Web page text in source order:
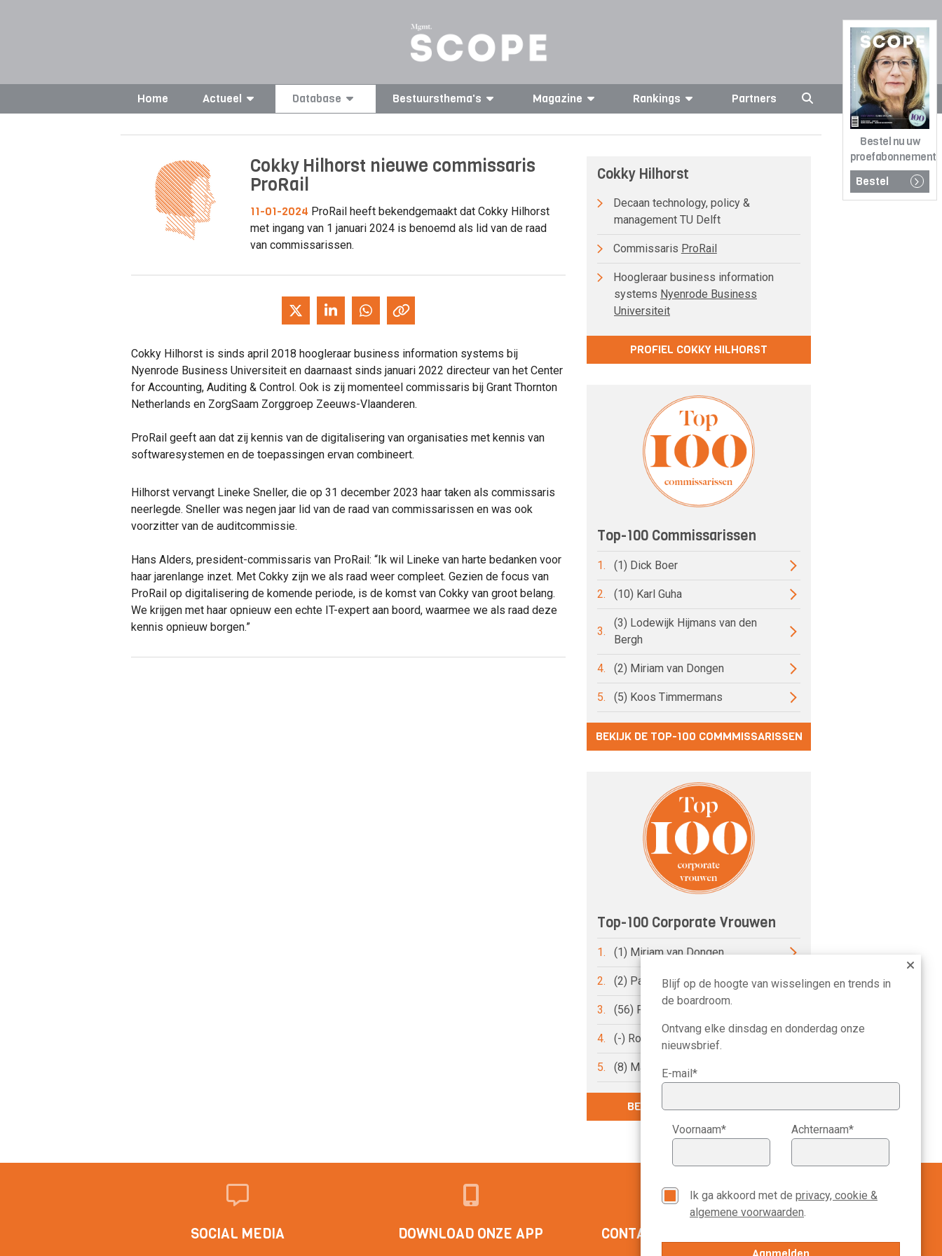
Bestel nu uw
proefabonnement
Bestel
Home Actueel Database Bestuursthema's Magazine Rankings Partners
Cokky Hilhorst nieuwe commissaris
ProRail
11-01-2024 ProRail heeft bekendgemaakt dat Cokky Hilhorst
met ingang van 1 januari 2024 is benoemd als lid van de raad
van commissarissen.
Cokky Hilhorst is sinds april 2018 hoogleraar business information systems bij
Nyenrode Business Universiteit en daarnaast sinds januari 2022 directeur van het Center
for Accounting, Auditing & Control. Ook is zij momenteel commissaris bij Grant Thornton
Netherlands en ZorgSaam Zorggroep Zeeuws-Vlaanderen.
ProRail geeft aan dat zij kennis van de digitalisering van organisaties met kennis van
softwaresystemen en de toepassingen ervan combineert.
Hilhorst vervangt Lineke Sneller, die op 31 december 2023 haar taken als commissaris
neerlegde. Sneller was negen jaar lid van de raad van commissarissen en was ook
voorzitter van de auditcommissie.
Hans Alders, president-commissaris van ProRail: “Ik wil Lineke van harte bedanken voor
haar jarenlange inzet. Met Cokky zijn we als raad weer compleet. Gezien de focus van
ProRail op digitalisering de komende periode, is de komst van Cokky van groot belang.
We krijgen met haar opnieuw een echte IT-expert aan boord, waarmee we als raad deze
kennis opnieuw borgen.”
Cokky Hilhorst
Decaan technology, policy &
management TU Delft
Commissaris ProRail
Hoogleraar business information
systems Nyenrode Business
Universiteit
PROFIEL COKKY HILHORST
Top-100 Commissarissen
1. (1) Dick Boer
2. (10) Karl Guha
3.
(3) Lodewijk Hijmans van den
Bergh
4. (2) Miriam van Dongen
5. (5) Koos Timmermans
BEKIJK DE TOP-100 COMMMISSARISSEN
Top-100 Corporate Vrouwen
1. (1) Miriam van Dongen
2. (2) Pauline van der Meer Mohr
3. (56) Petri Hofsté
4. (-) Roelien Ritsema van Eck
5. (8) Marike Bonhof
BEKIJK DE VOLLEDIGE LIJST
Blijf op de hoogte van wisselingen en trends in
de boardroom.
Ontvang elke dinsdag en donderdag onze
nieuwsbrief.
E-mail*
Voornaam* Achternaam*
Ik ga akkoord met de privacy, cookie &
algemene voorwaarden.
SOCIAL MEDIA DOWNLOAD ONZE APP CONTACT MANAGEMENT SCOPE